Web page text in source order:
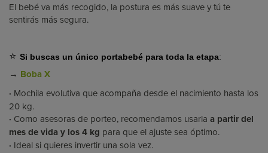
El bebé va más recogido, la postura es más suave y tú te
sentirás más segura.
⭐ Si buscas un único portabebé para toda la etapa:
→ Boba X
· Mochila evolutiva que acompaña desde el nacimiento hasta los
20 kg.
· Como asesoras de porteo, recomendamos usarla a partir del
mes de vida y los 4 kg para que el ajuste sea óptimo.
· Ideal si quieres invertir una sola vez.